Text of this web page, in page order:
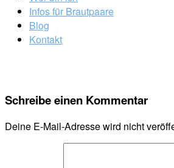
Infos für Brautpaare
Blog
Kontakt
Schreibe einen Kommentar
Deine E-Mail-Adresse wird nicht